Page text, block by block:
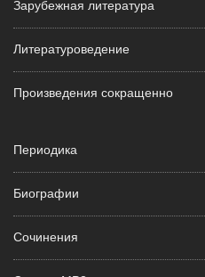
Зарубежная литература
Литературоведение
Произведения сокращенно
Периодика
Биографии
Сочинения